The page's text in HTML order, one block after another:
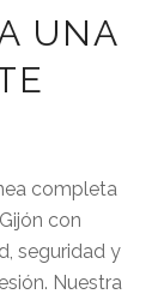
UNA
completa
con
seguridad y
Nuestra